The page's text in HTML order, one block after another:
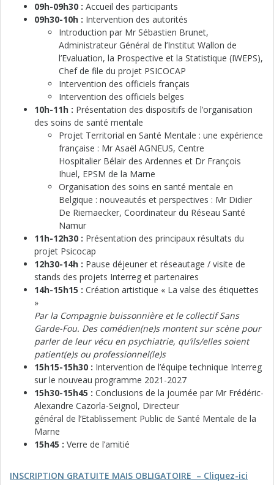
09h-09h30 : Accueil des participants
09h30-10h : Intervention des autorités
Introduction par Mr Sébastien Brunet,
Administrateur Général de l’Institut Wallon de
l’Evaluation, la Prospective et la Statistique (IWEPS),
Chef de file du projet PSICOCAP
Intervention des officiels français
Intervention des officiels belges
10h-11h : Présentation des dispositifs de l’organisation
des soins de santé mentale
Projet Territorial en Santé Mentale : une expérience
française : Mr Asaël AGNEUS, Centre
Hospitalier Bélair des Ardennes et Dr François
Ihuel, EPSM de la Marne
Organisation des soins en santé mentale en
Belgique : nouveautés et perspectives : Mr Didier
De Riemaecker, Coordinateur du Réseau Santé
Namur
11h-12h30 : Présentation des principaux résultats du
projet Psicocap
12h30-14h : Pause déjeuner et réseautage / visite de
stands des projets Interreg et partenaires
14h-15h15 : Création artistique « La valse des étiquettes
»
Par la Compagnie buissonnière et le collectif Sans
Garde-Fou. Des comédien(ne)s montent sur scène pour
parler de leur vécu en psychiatrie, qu’ils/elles soient
patient(e)s ou professionnel(le)s
15h15-15h30 : Intervention de l’équipe technique Interreg
sur le nouveau programme 2021-2027
15h30-15h45 : Conclusions de la journée par Mr Frédéric-
Alexandre Cazorla-Seignol, Directeur
général de l’Etablissement Public de Santé Mentale de la
Marne
15h45 : Verre de l’amitié
INSCRIPTION GRATUITE MAIS OBLIGATOIRE – Cliquez-ici